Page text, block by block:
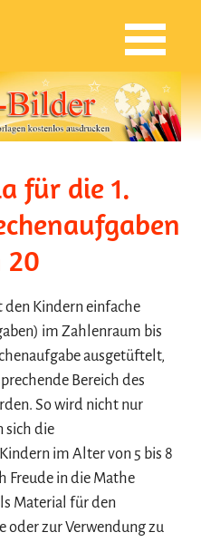
für die 1.
20
den Kindern einfache
im Zahlenraum bis
ausgetüftelt,
Bereich des
So wird nicht nur
sich die
im Alter von 5 bis 8
Freude in die Mathe
Material für den
oder zur Verwendung zu